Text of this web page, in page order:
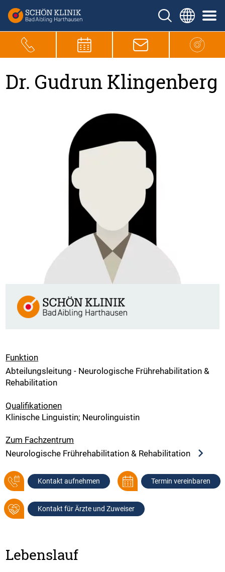
Dr. Gudrun Klingenberg
Funktion
Abteilungsleitung - Neurologische Frührehabilitation &
Rehabilitation
Qualifikationen
Klinische Linguistin; Neurolinguistin
Zum Fachzentrum
Neurologische Frührehabilitation & Rehabilitation
Kontakt aufnehmen Termin vereinbaren
Kontakt für Ärzte und Zuweiser
Lebenslauf